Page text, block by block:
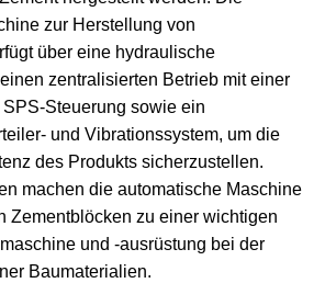
zur Herstellung von
über eine hydraulische
zentralisierten Betrieb mit einer
Steuerung sowie ein
und Vibrationssystem, um die
des Produkts sicherzustellen.
machen die automatische Maschine
Zementblöcken zu einer wichtigen
und -ausrüstung bei der
Baumaterialien.